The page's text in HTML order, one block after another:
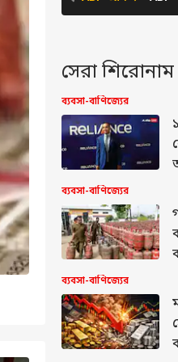
সেরা শিরোনাম
ব্যবসা-বাণিজ্যের
ব্যবসা-বাণিজ্যের
ব্যবসা-বাণিজ্যের